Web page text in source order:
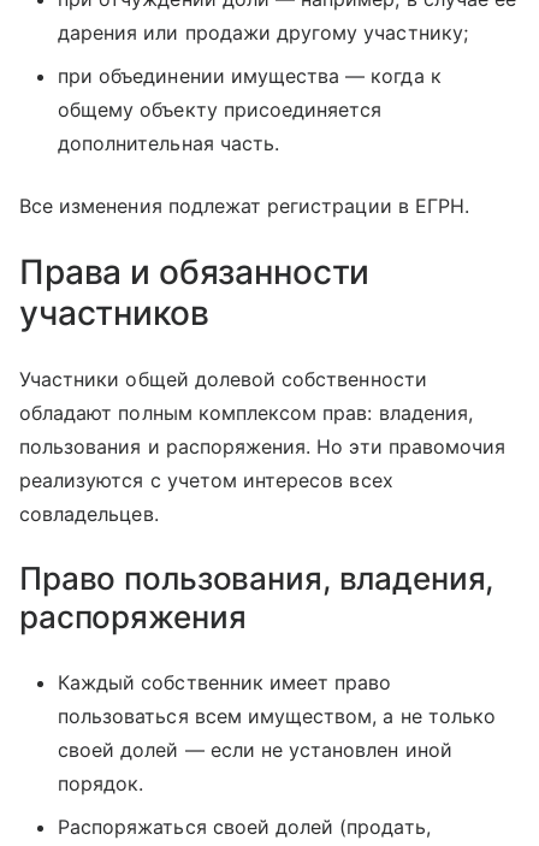
дарения или продажи другому участнику;
при объединении имущества — когда к
общему объекту присоединяется
дополнительная часть.
Все изменения подлежат регистрации в ЕГРН.
Права и обязанности
участников
Участники общей долевой собственности
обладают полным комплексом прав: владения,
пользования и распоряжения. Но эти правомочия
реализуются с учетом интересов всех
совладельцев.
Право пользования, владения,
распоряжения
Каждый собственник имеет право
пользоваться всем имуществом, а не только
своей долей — если не установлен иной
порядок.
Распоряжаться своей долей (продать,